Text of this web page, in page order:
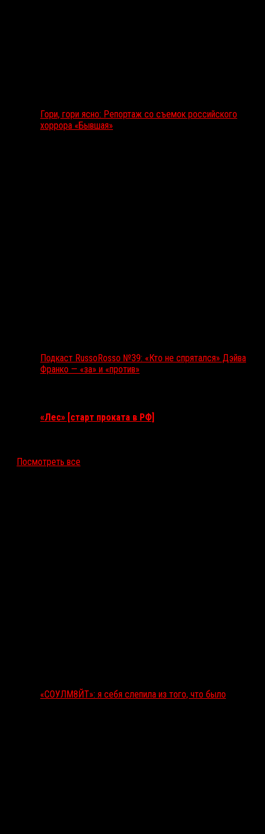
Гори, гори ясно: Репортаж со съемок российского
хоррора «Бывшая»
Подкаст RussoRosso №39: «Кто не спрятался» Дэйва
Франко — «за» и «против»
«Лес» [старт проката в РФ]
Посмотреть все
«СОУЛМ8ЙТ»: я себя слепила из того, что было